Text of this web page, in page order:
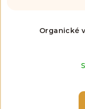
Organické